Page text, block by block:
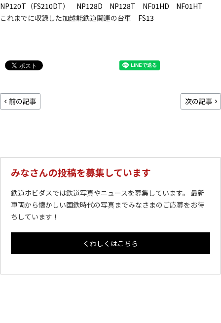
NP120T （FS210DT） NP128D NP128T NF01HD
NF01HT
これまでに収録した加越能鉄道関連の台車 FS13
前の記事 次の記事
みなさんの投稿を募集しています
鉄道ホビダスでは鉄道写真やニュースを募集しています。 最新
車両から懐かしい国鉄時代の写真までみなさまのご応募をお待
ちしています！
くわしくはこちら